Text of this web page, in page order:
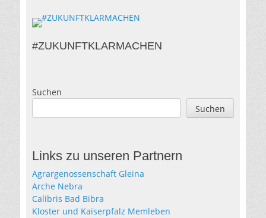
#ZUKUNFTKLARMACHEN
Suchen
Suchen
Links zu unseren Partnern
Agrargenossenschaft Gleina
Arche Nebra
Calibris Bad Bibra
Kloster und Kaiserpfalz Memleben